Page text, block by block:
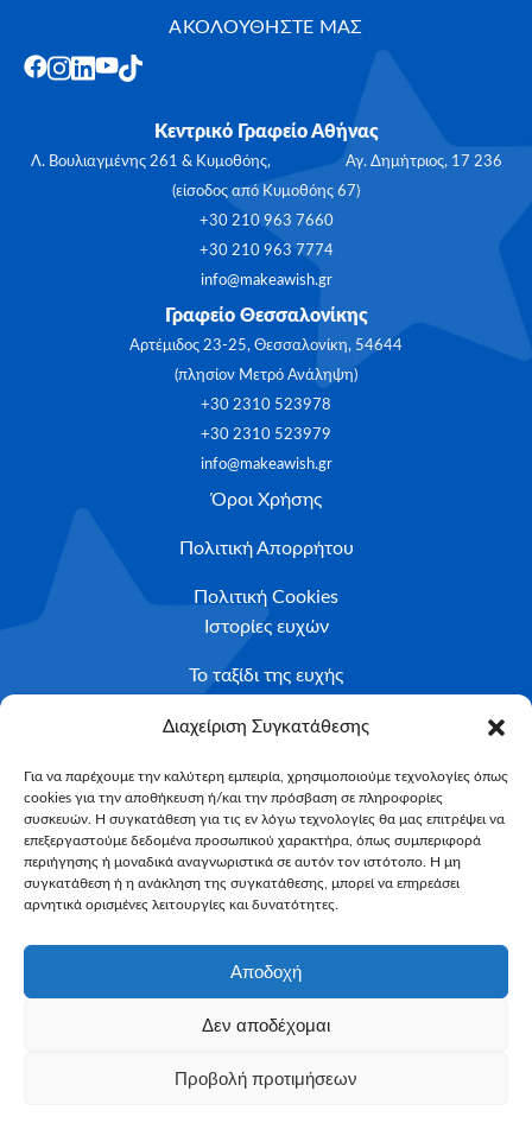
Διαχείριση Συγκατάθεσης
Για να παρέχουμε την καλύτερη εμπειρία, χρησιμοποιούμε τεχνολογίες όπως
cookies για την αποθήκευση ή/και την πρόσβαση σε πληροφορίες
συσκευών. Η συγκατάθεση για τις εν λόγω τεχνολογίες θα μας επιτρέψει να
επεξεργαστούμε δεδομένα προσωπικού χαρακτήρα, όπως συμπεριφορά
περιήγησης ή μοναδικά αναγνωριστικά σε αυτόν τον ιστότοπο. Η μη
συγκατάθεση ή η ανάκληση της συγκατάθεσης, μπορεί να επηρεάσει
αρνητικά ορισμένες λειτουργίες και δυνατότητες.
Αποδοχή
Δεν αποδέχομαι
Προβολή προτιμήσεων
ΑΚΟΛΟΥΘΗΣΤΕ ΜΑΣ
Κεντρικό Γραφείο Αθήνας
Λ. Βουλιαγμένης 261 & Κυμοθόης, Αγ. Δημήτριος, 17 236
(είσοδος από Κυμοθόης 67)
+30 210 963 7660
+30 210 963 7774
info@makeawish.gr
Γραφείο Θεσσαλονίκης
Αρτέμιδος 23-25, Θεσσαλονίκη, 54644
(πλησίον Μετρό Ανάληψη)
+30 2310 523978
+30 2310 523979
info@makeawish.gr
Όροι Χρήσης
Πολιτική Απορρήτου
Πολιτική Cookies
Ιστορίες ευχών
Το ταξίδι της ευχής
Κριτήρια Καταλληλότητας
Υποβολή Αιτήματος
NEWSLETTER
Email*
All Rights Reserved